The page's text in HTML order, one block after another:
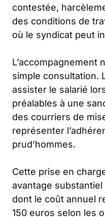
contestée,
des conditions de
où le syndicat peut
L’accompagnement
simple consultation.
assister le salarié
préalables à une
des courriers de
représenter
prud’hommes.
Cette prise en
avantage substantiel
dont le coût annuel
150 euros selon les